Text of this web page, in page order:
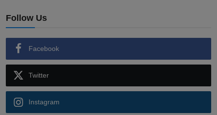
Follow Us
Facebook
Twitter
Instagram